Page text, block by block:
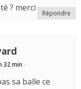
? merci
Répondre
32 min -
sa balle ce